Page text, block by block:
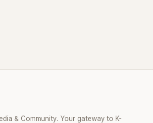
& Community. Your gateway to K-